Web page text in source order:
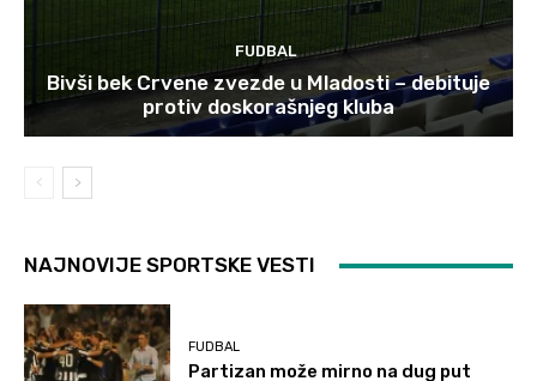
FUDBAL
Bivši bek Crvene zvezde u Mladosti – debituje
protiv doskorašnjeg kluba
NAJNOVIJE SPORTSKE VESTI
FUDBAL
Partizan može mirno na dug put